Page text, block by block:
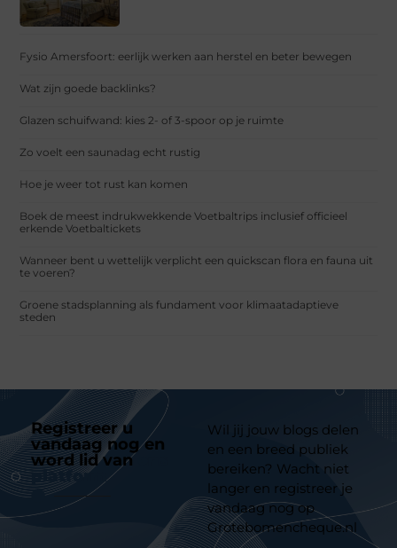
Fysio Amersfoort: eerlijk werken aan herstel en beter bewegen
Wat zijn goede backlinks?
Glazen schuifwand: kies 2- of 3-spoor op je ruimte
Zo voelt een saunadag echt rustig
Hoe je weer tot rust kan komen
Boek de meest indrukwekkende Voetbaltrips inclusief officieel
erkende Voetbaltickets
Wanneer bent u wettelijk verplicht een quickscan flora en fauna uit
te voeren?
Groene stadsplanning als fundament voor klimaatadaptieve
steden
Registreer u
vandaag nog en
word lid van
platform
Wil jij jouw blogs delen
en een breed publiek
bereiken? Wacht niet
langer en registreer je
vandaag nog op
Grotebomencheque.nl